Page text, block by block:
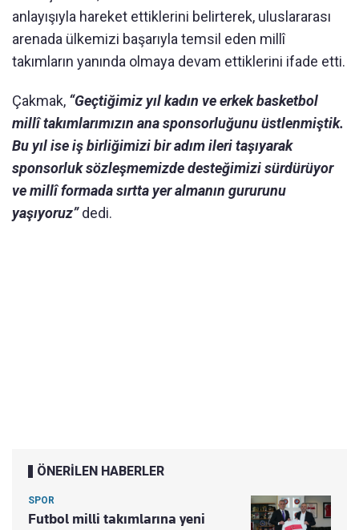
anlayışıyla hareket ettiklerini belirterek, uluslararası
arenada ülkemizi başarıyla temsil eden millî
takımların yanında olmaya devam ettiklerini ifade etti.
Çakmak, “Geçtiğimiz yıl kadın ve erkek basketbol
millî takımlarımızın ana sponsorluğunu üstlenmiştik.
Bu yıl ise iş birliğimizi bir adım ileri taşıyarak
sponsorluk sözleşmemizde desteğimizi sürdürüyor
ve millî formada sırtta yer almanın gururunu
yaşıyoruz”dedi.
ÖNERİLEN HABERLER
SPOR
Futbol milli takımlarına yeni